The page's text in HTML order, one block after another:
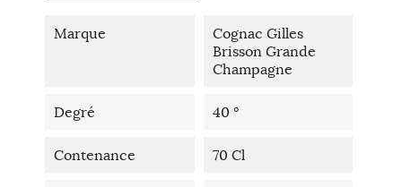
Marque
Cognac Gilles
Brisson Grande
Champagne
Degré 40 °
Contenance 70 Cl